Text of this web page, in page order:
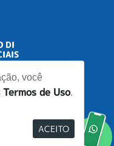
você
Termos de Uso.
ACEITO
DI